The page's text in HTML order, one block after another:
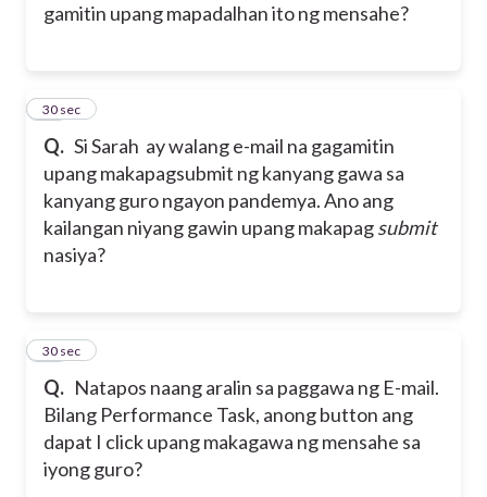
gamitin upang mapadalhan ito ng mensahe?
Q. Si Sarah ay walang e-mail na gagamitin
upang makapagsubmit ngkanyang gawa sa
kanyang guro ngayon pandemya. Ano ang
kailangan niyang gawin upang makapagsubmit
nasiya?
34
30 sec
Q. Natapos naang aralin sa paggawa ng E-mail.
Bilang Performance Task, anong button ang
dapat I click upang makagawa ng mensahe sa
iyong guro?
35
30 sec